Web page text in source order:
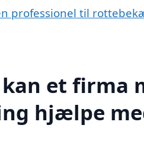
professionel til
kan et firma
hjælpe